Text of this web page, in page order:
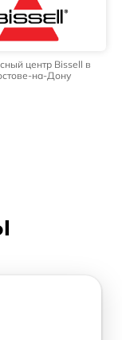
центр Bissell в
на-Дону